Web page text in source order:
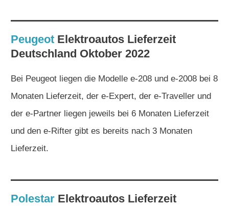
Peugeot Elektroautos Lieferzeit
Deutschland Oktober 2022
Bei Peugeot liegen die Modelle e-208 und e-2008 bei 8
Monaten Lieferzeit, der e-Expert, der e-Traveller und
der e-Partner liegen jeweils bei 6 Monaten Lieferzeit
und den e-Rifter gibt es bereits nach 3 Monaten
Lieferzeit.
Polestar Elektroautos Lieferzeit